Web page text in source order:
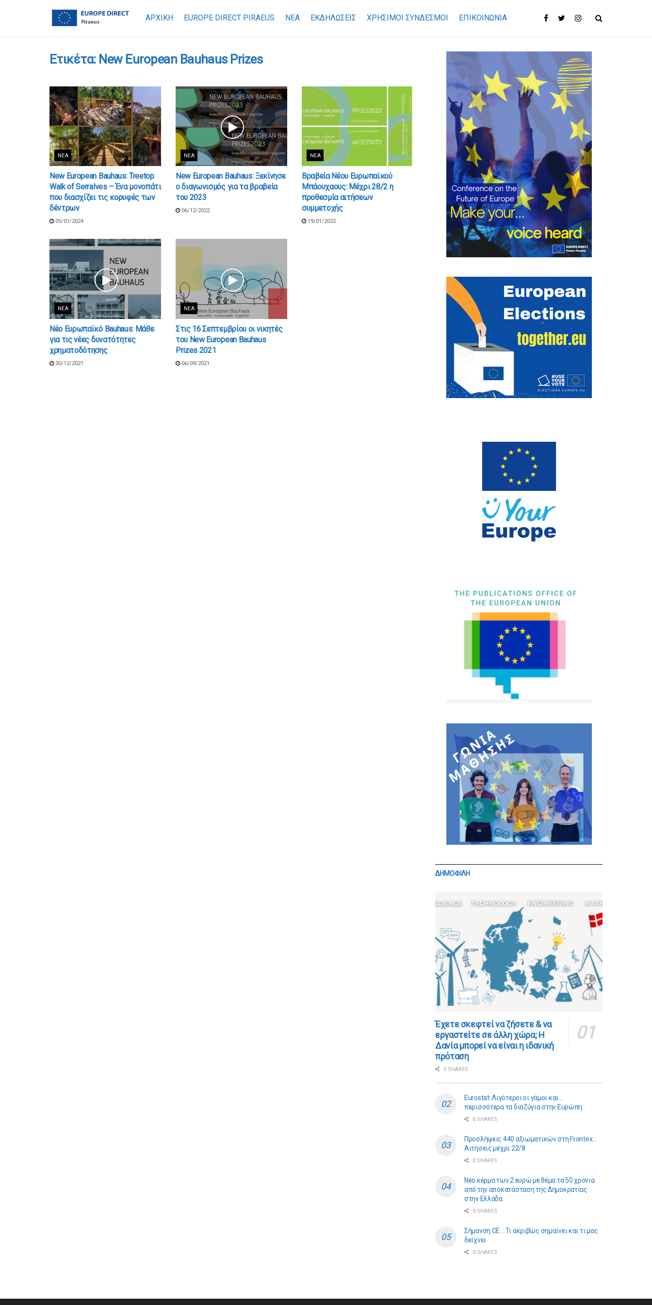
ΑΡΧΙΚΗ EUROPE DIRECT PIRAEUS ΝΕΑ ΕΚΔΗΛΩΣΕΙΣ ΧΡΉΣΙΜΟΙ ΣΎΝΔΕΣΜΟΙ ΕΠΙΚΟΙΝΩΝΊΑ
Ετικέτα: New European Bauhaus Prizes
ΝΈΑ
New European Bauhaus: Treetop
Walk of Serralves – Ένα μονοπάτι
που διασχίζει τις κορυφές των
δέντρων
05/01/2024
ΝΈΑ
New European Bauhaus: Ξεκίνησε
ο διαγωνισμός για τα βραβεία
του 2023
06/12/2022
ΝΈΑ
Βραβεία Νέου Ευρωπαϊκού
Μπάουχαους: Mέχρι 28/2 η
προθεσμία αιτήσεων
συμμετοχής
19/01/2022
ΝΈΑ
Νέο Ευρωπαϊκό Bauhaus: Μάθε
για τις νέες δυνατότητες
χρηματοδότησης
30/12/2021
ΝΈΑ
Στις 16 Σεπτεμβρίου οι νικητές
του New European Bauhaus
Prizes 2021
06/09/2021
ΔΗΜΟΦΙΛΗ
​​Έχετε σκεφτεί να ζήσετε & να
εργαστείτε σε άλλη χώρα; Η
Δανία μπορεί να είναι η ιδανική
πρόταση
0 SHARES
Eurostat: Λιγότεροι οι γάμοι και…
περισσότερα τα διαζύγια στην Ευρώπη
0 SHARES
Προσλήψεις 440 αξιωματικών στη Frontex…
Αιτήσεις μέχρι 22/8
0 SHARES
Νέο κέρμα των 2 ευρώ με θέμα τα 50 χρόνια
από την αποκατάσταση της Δημοκρατίας
στην Ελλάδα
0 SHARES
Σήμανση CE… Τι ακριβώς σημαίνει και τι μας
δείχνει
0 SHARES